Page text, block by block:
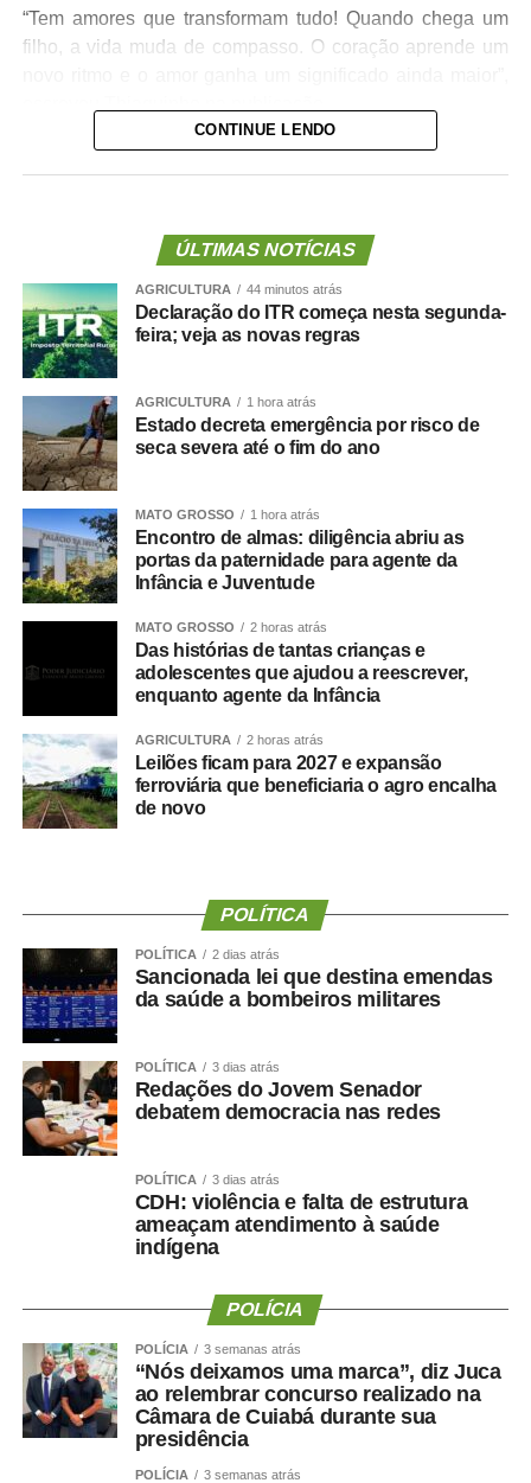
“Tem amores que transformam tudo! Quando chega um
filho, a vida muda de compasso. O coração aprende um
Na mensagem, o cantor também desejou um feliz Dia dos
lado de quem faz o coração bater mais forte!”, declarou.
https://www.instagram.com/stories/thiaguinho/
hl=pt-br
Ver essa foto no Instagram
Um post compartilhado por Thiago André (@thiaguinho)
TOP FAMOSOS.
TOP FAMOSOS
COMENTE ABAIXO:
WhatsApp
Facebook
Twitter
Messenger
LinkedIn
Share
CONTINUE LENDO
ÚLTIMAS NOTÍCIAS
AGRICULTURA 44 minutos atrás
Declaração do ITR começa nesta segunda-
feira; veja as novas regras
AGRICULTURA 1 hora atrás
Estado decreta emergência por risco de
seca severa até o fim do ano
MATO GROSSO 1 hora atrás
Encontro de almas: diligência abriu as
portas da paternidade para agente da
Infância e Juventude
MATO GROSSO 2 horas atrás
Das histórias de tantas crianças e
adolescentes que ajudou a reescrever,
enquanto agente da Infância
AGRICULTURA 2 horas atrás
Leilões ficam para 2027 e expansão
ferroviária que beneficiaria o agro encalha
de novo
POLÍTICA
POLÍTICA 2 dias atrás
Sancionada lei que destina emendas
da saúde a bombeiros militares
POLÍTICA 3 dias atrás
Redações do Jovem Senador
debatem democracia nas redes
POLÍTICA 3 dias atrás
CDH: violência e falta de estrutura
ameaçam atendimento à saúde
indígena
POLÍCIA
POLÍCIA 3 semanas atrás
“Nós deixamos uma marca”, diz Juca
ao relembrar concurso realizado na
Câmara de Cuiabá durante sua
presidência
POLÍCIA 3 semanas atrás